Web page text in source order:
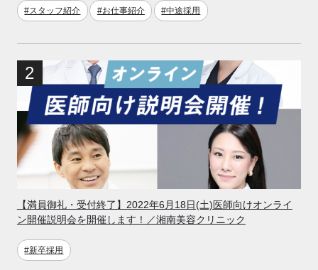
#スタッフ紹介 #お仕事紹介 #中途採用
【満員御礼・受付終了】2022年6月18日(土)医師向けオンライ
ン開催説明会を開催します！／湘南美容クリニック
#新卒採用